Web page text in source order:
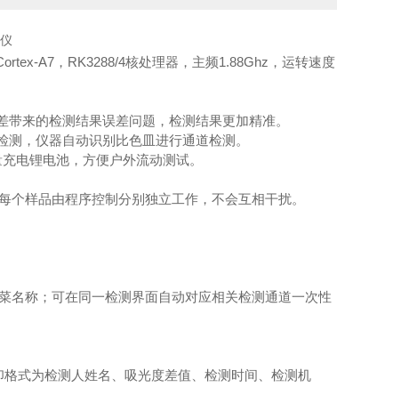
A7，RK3288/4核处理器，主频1.88Ghz，运转速度
来的检测结果误差问题，检测结果更加精准。
，仪器自动识别比色皿进行通道检测。
电锂电池，方便户外流动测试。
个样品由程序控制分别独立工作，不会互相干扰。
称；可在同一检测界面自动对应相关检测通道一次性
式为检测人姓名、吸光度差值、检测时间、检测机